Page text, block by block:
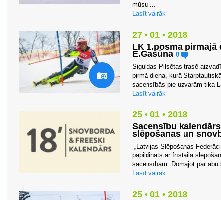
mūsu ...
Lasīt vairāk
27 • 01 • 2018
LK 1.posma pirmajā
E.Gasūna 0
Siguldas Pilsētas trasē
pirmā diena, kurā
sacensībās pie uzvarām tika
Lasīt vairāk
25 • 01 • 2018
Sacensību
slēpošanas un
„Latvijas Slēpošanas
papildināts ar frīstaila
sacensībām. Domājot par
Lasīt vairāk
25 • 01 • 2018